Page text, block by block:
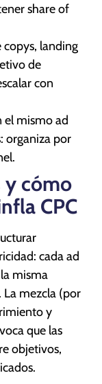
share of
copys, landing
de
con
el mismo ad
organiza por
y cómo
CPC
cada ad
misma
La mezcla (por
y
que las
objetivos,